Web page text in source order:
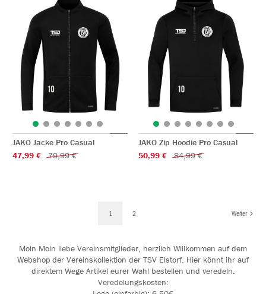
JAKO Jacke Pro Casual
47,99 €
79,99 €
JAKO Zip Hoodie Pro Casual
50,99 €
84,99 €
1 2 Weiter
Moin Moin liebe Vereinsmitglieder, herzlich Willkommen auf dem
Webshop der Vereinskollektion der TSV Elstorf. Hier könnt ihr auf
direktem Wege Artikel eurer Wahl bestellen und veredeln.
Veredelungskosten: